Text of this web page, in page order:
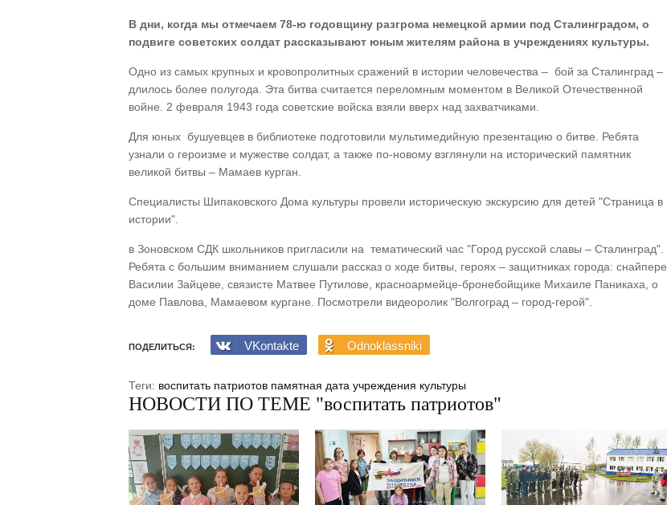
В дни, когда мы отмечаем 78-ю годовщину разгрома немецкой армии под Сталинградом, о
подвиге советских солдат рассказывают юным жителям района в учреждениях культуры.
Одно из самых крупных и кровопролитных сражений в истории человечества – бой за Сталинград –
длилось более полугода. Эта битва считается переломным моментом в Великой Отечественной
войне. 2 февраля 1943 года советские войска взяли вверх над захватчиками.
Для юных бушуевцев в библиотеке подготовили мультимедийную презентацию о битве. Ребята
узнали о героизме и мужестве солдат, а также по-новому взглянули на исторический памятник
великой битвы – Мамаев курган.
Специалисты Шипаковского Дома культуры провели историческую экскурсию для детей "Страница в
истории".
в Зоновском СДК школьников пригласили на тематический час "Город русской славы – Сталинград".
Ребята с большим вниманием слушали рассказ о ходе битвы, героях – защитниках города: снайпере
Василии Зайцеве, связисте Матвее Путилове, красноармейце-бронебойщике Михаиле Паникаха, о
доме Павлова, Мамаевом кургане. Посмотрели видеоролик "Волгоград – город-герой".
ПОДЕЛИТЬСЯ: VKontakte Odnoklassniki
Теги: воспитать патриотов памятная дата учреждения культуры
НОВОСТИ ПО ТЕМЕ "воспитать патриотов"